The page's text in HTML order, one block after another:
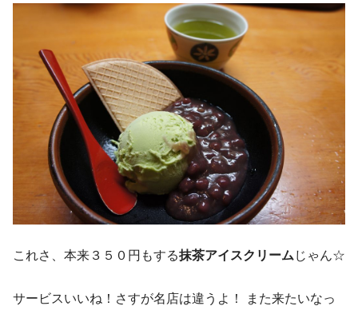
これさ、本来３５０円もする抹茶アイスクリーム じゃん☆
サービスいいね！さすが名店は違うよ！ また来たいなっ